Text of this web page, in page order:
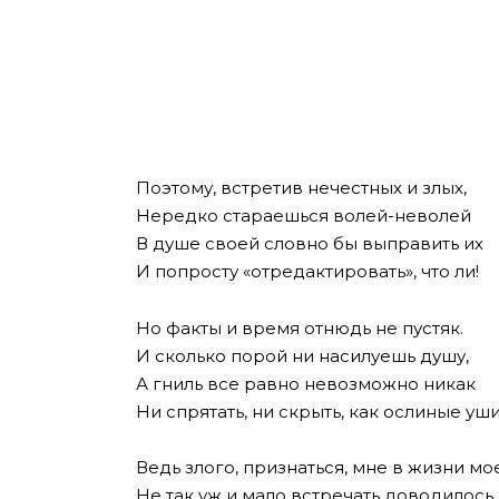
Поэтому, встретив нечестных и злых,
Нередко стараешься волей-неволей
В душе своей словно бы выправить их
И попросту «отредактировать», что ли!
Но факты и время отнюдь не пустяк.
И сколько порой ни насилуешь душу,
А гниль все равно невозможно никак
Ни спрятать, ни скрыть, как ослиные
Ведь злого, признаться, мне в жизни